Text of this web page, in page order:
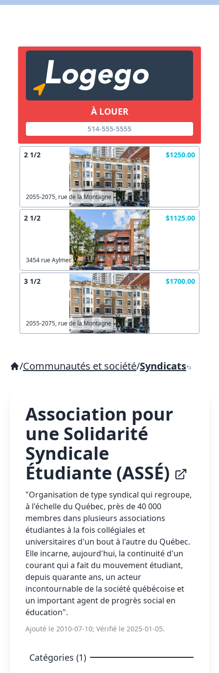
À LOUER
514-555-5555
2 1/2 $1250.00
2055-2075, rue de la Montagne
2 1/2 $1125.00
3454 rue Aylmer
3 1/2 $1700.00
2055-2075, rue de la Montagne
/Communautés et société/Syndicats
Association pour
une Solidarité
Syndicale
Étudiante (ASSÉ)
"Organisation de type syndical qui regroupe,
à l'échelle du Québec, près de 40 000
membres dans plusieurs associations
étudiantes à la fois collégiales et
universitaires d'un bout à l'autre du Québec.
Elle incarne, aujourd'hui, la continuité d'un
courant qui a fait du mouvement étudiant,
depuis quarante ans, un acteur
incontournable de la société québécoise et
un important agent de progrès social en
éducation".
Ajouté le 2010-07-10; Vérifié le 2025-01-05.
Catégories (1)
X Fermer
Lien vers inscription (sera inclus dans courriel)
X Fermer Envoyez